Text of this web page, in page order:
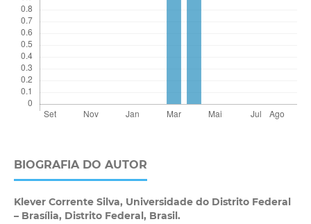
BIOGRAFIA DO AUTOR
Klever Corrente Silva, Universidade do Distrito Federal
– Brasília, Distrito Federal, Brasil.